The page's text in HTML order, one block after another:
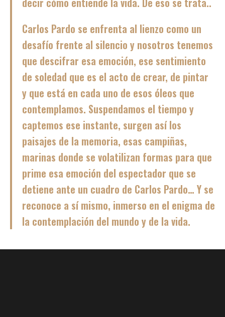
Carlos Pardo se enfrenta al lienzo como un
desafío frente al silencio y nosotros tenemos
que descifrar esa emoción, ese sentimiento
de soledad que es el acto de crear, de pintar
y que está en cada uno de esos óleos que
contemplamos. Suspendamos el tiempo y
captemos ese instante, surgen así los
paisajes de la memoria, esas campiñas,
marinas donde se volatilizan formas para que
prime esa emoción del espectador que se
detiene ante un cuadro de Carlos Pardo… Y se
reconoce a sí mismo, inmerso en el enigma de
la contemplación del mundo y de la vida.